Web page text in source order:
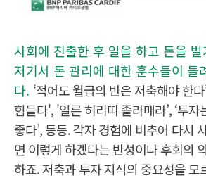
사회에 진출한 후 일을 하고 돈을
저기서 돈 관리에 대한 훈수들이 들
다. ‘적어도 월급의 반은 저축해야 한
힘들다', '얼른 허리띠 졸라매라’, ‘투
좋다’, 등등. 각자 경험에 비추어 다시
면 이렇게 하겠다는 반성이나 후회의
하죠. 저축과 투자 지식의 중요성을 모